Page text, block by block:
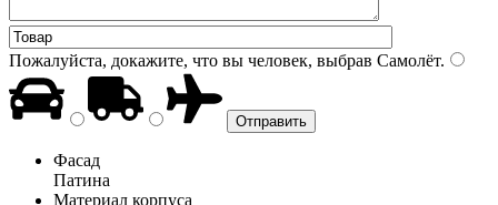
Пожалуйста, докажите, что вы человек, выбрав Самолёт.
Фасад
Патина
Материал корпуса